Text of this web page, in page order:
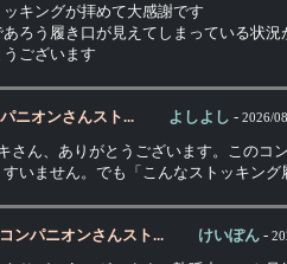
キングが拝めて大感謝です
ろう履き口が見えてしまっている状況
ございます
ニオンさんスト... よしよし - 2026/
さん、ありがとうございます。このコ
いません。でも「こんなストッキン
ンパニオンさんスト... けいぽん -